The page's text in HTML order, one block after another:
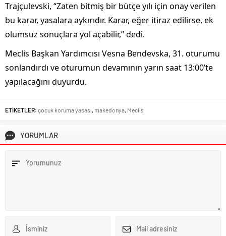
Trajçulevski, “Zaten bitmiş bir bütçe yılı için onay verilen
bu karar, yasalara aykırıdır. Karar, eğer itiraz edilirse, ek
olumsuz sonuçlara yol açabilir,” dedi.
Meclis Başkan Yardımcısı Vesna Bendevska, 31. oturumu
sonlandırdı ve oturumun devamının yarın saat 13:00’te
yapılacağını duyurdu.
ETİKETLER: çocuk koruma yasası, makedonya, Meclis
YORUMLAR